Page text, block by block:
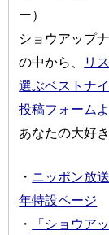
ー）
ショウアップ
の中から、
リ
選ぶベストナ
投稿フォーム
あなたの大好
・ ニッポン放
年特設ページ
・
「ショウア